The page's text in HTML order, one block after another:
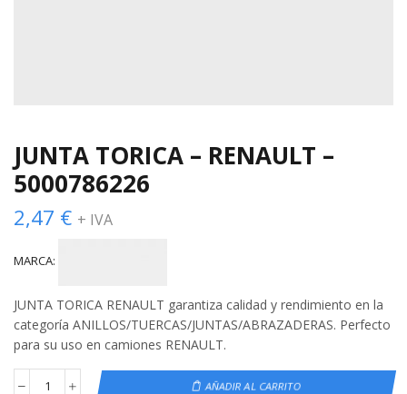
JUNTA TORICA – RENAULT –
5000786226
2,47 € + IVA
MARCA:
JUNTA TORICA RENAULT garantiza calidad y rendimiento en la
categoría ANILLOS/TUERCAS/JUNTAS/ABRAZADERAS. Perfecto
para su uso en camiones RENAULT.
AÑADIR AL CARRITO